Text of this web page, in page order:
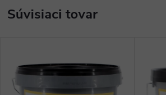
Súvisiaci tovar